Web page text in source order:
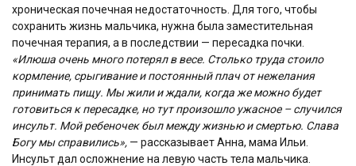
хроническая почечная недостаточность. Для того, чтобы
сохранить жизнь мальчика, нужна была заместительная
почечная терапия, а в последствии — пересадка почки.
«Илюша очень много потерял в весе. Столько труда стоило
кормление, срыгивание и постоянный плач от нежелания
принимать пищу. Мы жили и ждали, когда же можно будет
готовиться к пересадке, но тут произошло ужасное – случился
инсульт. Мой ребеночек был между жизнью и смертью. Слава
Богу мы справились», — рассказывает Анна, мама Ильи.
Инсульт дал осложнение на левую часть тела мальчика.